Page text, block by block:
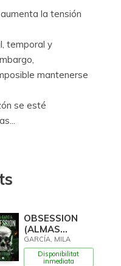
la tensión
temporal y
mantenerse
se esté
OBSESSION
(ALMAS
LETALES 2)
GARCÍA, MILA
Disponibilitat
inmediata